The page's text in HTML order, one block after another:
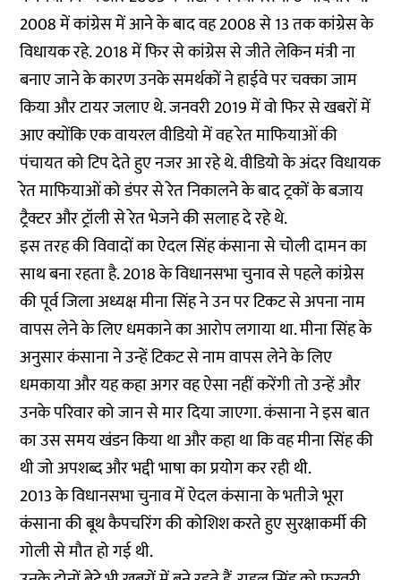
2008 में कांग्रेस में आने के बाद वह 2008 से 13 तक कांग्रेस के
विधायक रहे. 2018 में फिर से कांग्रेस से जीते लेकिन मंत्री ना
बनाए जाने के कारण उनके समर्थकों ने हाईवे पर चक्का जाम
किया और टायर जलाए थे. जनवरी 2019 में वो फिर से खबरों में
आए क्योंकि एक वायरल वीडियो में वह रेत माफियाओं की
पंचायत को टिप देते हुए नजर आ रहे थे. वीडियो के अंदर विधायक
रेत माफियाओं को डंपर से रेत निकालने के बाद ट्रकों के बजाय
ट्रैक्टर और ट्रॉली से रेत भेजने की सलाह दे रहे थे.
इस तरह की विवादों का ऐदल सिंह कंसाना से चोली दामन का
साथ बना रहता है. 2018 के विधानसभा चुनाव से पहले कांग्रेस
की पूर्व जिला अध्यक्ष मीना सिंह ने उन पर टिकट से अपना नाम
वापस लेने के लिए धमकाने का आरोप लगाया था. मीना सिंह के
अनुसार कंसाना ने उन्हें टिकट से नाम वापस लेने के लिए
धमकाया और यह कहा अगर वह ऐसा नहीं करेंगी तो उन्हें और
उनके परिवार को जान से मार दिया जाएगा. कंसाना ने इस बात
का उस समय खंडन किया था और कहा था कि वह मीना सिंह की
थी जो अपशब्द और भद्दी भाषा का प्रयोग कर रही थी.
2013 के विधानसभा चुनाव में ऐदल कंसाना के भतीजे भूरा
कंसाना की बूथ कैपचरिंग की कोशिश करते हुए सुरक्षाकर्मी की
गोली से मौत हो गई थी.